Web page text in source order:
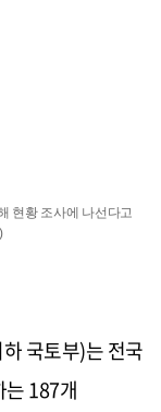
현황 조사에 나선다고
국토부)는 전국
는187개